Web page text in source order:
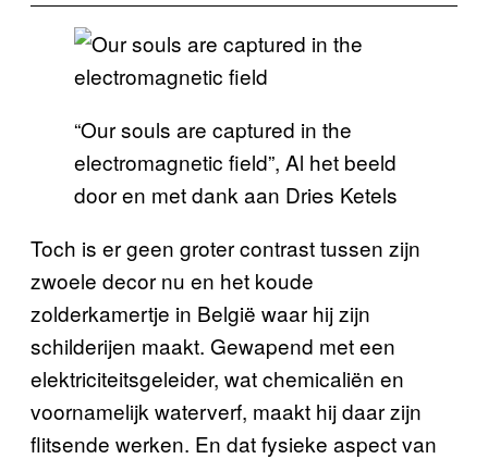
“Our souls are captured in the
electromagnetic field”, Al het beeld
door en met dank aan Dries Ketels
Toch is er geen groter contrast tussen zijn
zwoele decor nu en het koude
zolderkamertje in België waar hij zijn
schilderijen maakt. Gewapend met een
elektriciteitsgeleider, wat chemicaliën en
voornamelijk waterverf, maakt hij daar zijn
flitsende werken. En dat fysieke aspect van